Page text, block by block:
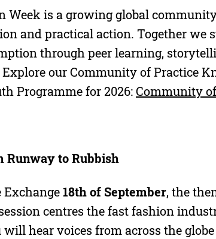
Week is a growing global
and practical action. Together we
through peer learning,
our Community of Practice
Programme for 2026:Community
Runway to Rubbish
Exchange18th of September, the
centres the fast fashion
will hear voices from across the